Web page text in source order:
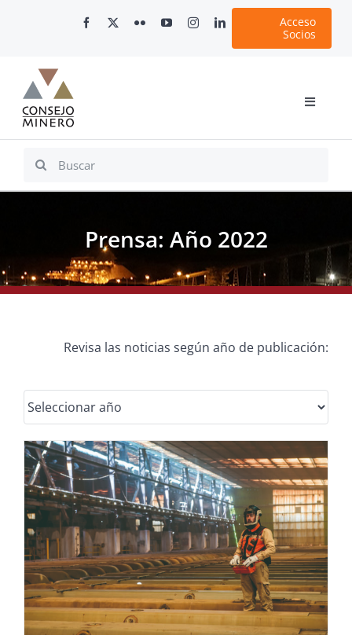
Acceso
Socios
Toggle
Minería en Chile
Plataformas Digitales
Comunicaciones
Search
Prensa: Año 2022
Revisa las noticias según año de publicación: